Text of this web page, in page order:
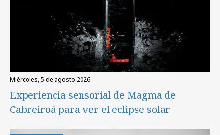
miércoles, 5 de agosto 2026
Experiencia sensorial de Magma de
Cabreiroá para ver el eclipse solar